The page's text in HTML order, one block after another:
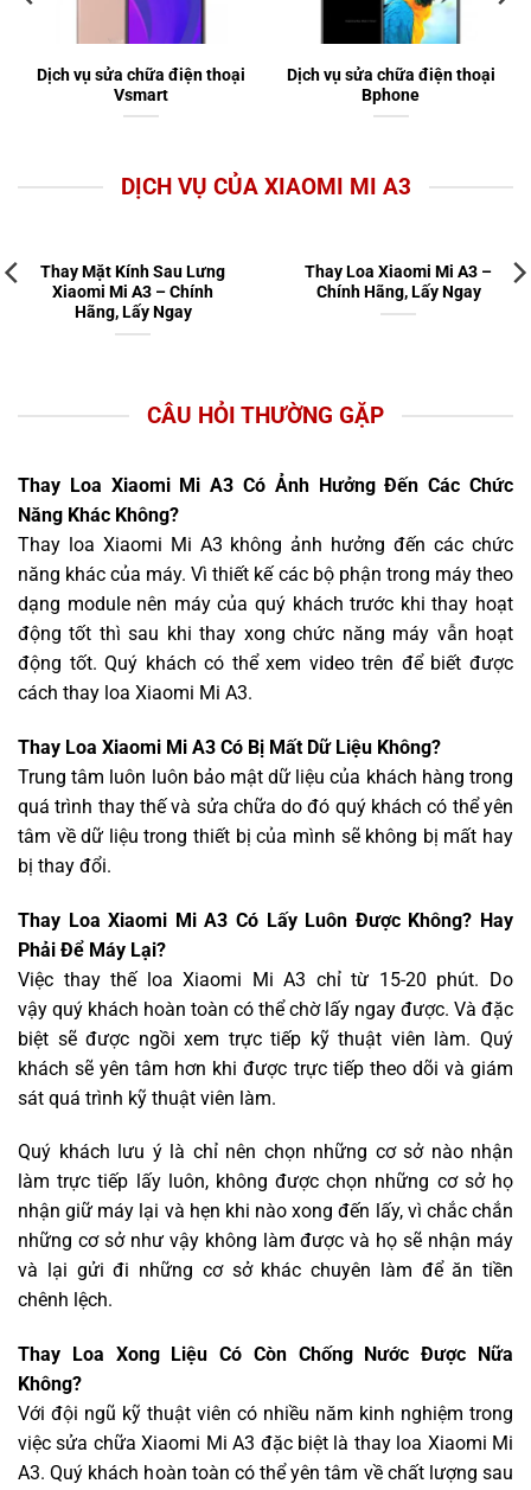
Dịch vụ sửa chữa điện thoại
Vsmart
Dịch vụ sửa chữa điện thoại
Bphone
DỊCH VỤ CỦA XIAOMI MI A3
Thay Mặt Kính Sau Lưng
Xiaomi Mi A3 – Chính
Hãng, Lấy Ngay
Thay Loa Xiaomi Mi A3 –
Chính Hãng, Lấy Ngay
CÂU HỎI THƯỜNG GẶP
Thay Loa Xiaomi Mi A3 Có Ảnh Hưởng Đến Các Chức
Năng Khác Không?
Thay loa Xiaomi Mi A3 không ảnh hưởng đến các chức
năng khác của máy. Vì thiết kế các bộ phận trong máy theo
dạng module nên máy của quý khách trước khi thay hoạt
động tốt thì sau khi thay xong chức năng máy vẫn hoạt
động tốt. Quý khách có thể xem video trên để biết được
cách thay loa Xiaomi Mi A3.
Thay Loa Xiaomi Mi A3 Có Bị Mất Dữ Liệu Không?
Trung tâm luôn luôn bảo mật dữ liệu của khách hàng trong
quá trình thay thế và sửa chữa do đó quý khách có thể yên
tâm về dữ liệu trong thiết bị của mình sẽ không bị mất hay
bị thay đổi.
Thay Loa Xiaomi Mi A3 Có Lấy Luôn Được Không? Hay
Phải Để Máy Lại?
Việc thay thế loa Xiaomi Mi A3 chỉ từ 15-20 phút. Do
vậy quý khách hoàn toàn có thể chờ lấy ngay được. Và đặc
biệt sẽ được ngồi xem trực tiếp kỹ thuật viên làm. Quý
khách sẽ yên tâm hơn khi được trực tiếp theo dõi và giám
sát quá trình kỹ thuật viên làm.
Quý khách lưu ý là chỉ nên chọn những cơ sở nào nhận
làm trực tiếp lấy luôn, không được chọn những cơ sở họ
nhận giữ máy lại và hẹn khi nào xong đến lấy, vì chắc chắn
những cơ sở như vậy không làm được và họ sẽ nhận máy
và lại gửi đi những cơ sở khác chuyên làm để ăn tiền
chênh lệch.
Thay Loa Xong Liệu Có Còn Chống Nước Được Nữa
Không?
Với đội ngũ kỹ thuật viên có nhiều năm kinh nghiệm trong
việc sửa chữa Xiaomi Mi A3 đặc biệt là thay loa Xiaomi Mi
A3. Quý khách hoàn toàn có thể yên tâm về chất lượng sau